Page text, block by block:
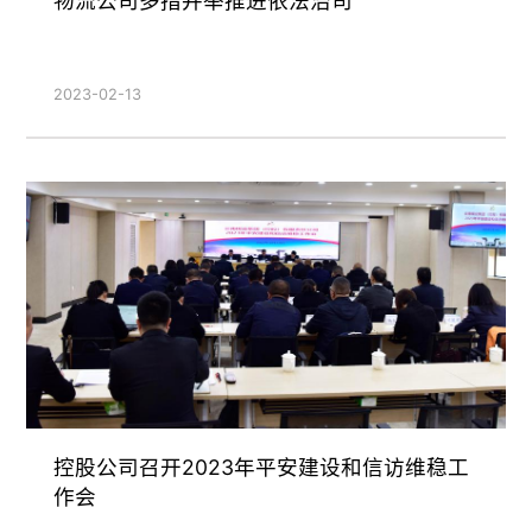
2023-02-13
控股公司召开2023年平安建设和信访维稳工
作会